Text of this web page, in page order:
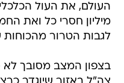
העולם, את העול
מיליון חסרי כל ואת
לגבות הטרור
בצפון המצב מסובך לא